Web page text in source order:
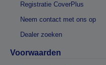
Registratie CoverPlus
Neem contact met ons op
Dealer zoeken
Voorwaarden